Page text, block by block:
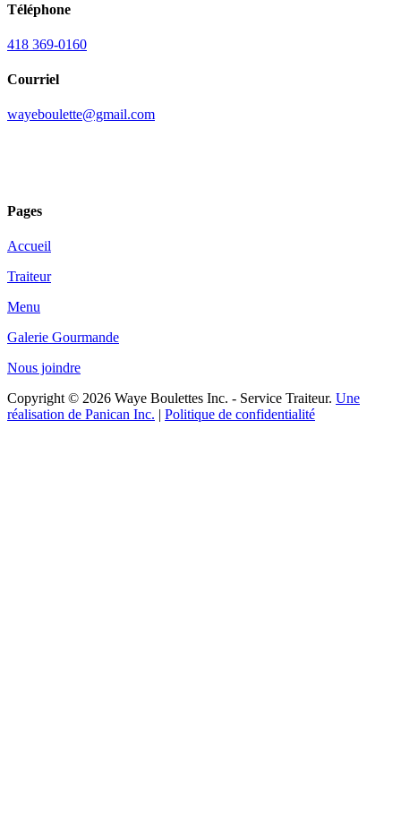
Téléphone
418 369-0160
Courriel
wayeboulette@gmail.com
Pages
Accueil
Traiteur
Menu
Galerie Gourmande
Nous joindre
Copyright © 2026 Waye Boulettes Inc. - Service Traiteur. Une
réalisation de Panican Inc. | Politique de confidentialité